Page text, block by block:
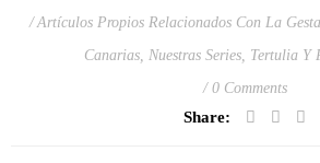
Artículos Propios Relacionados Con La Gesta
Canarias Nuestras Series Tertulia Y
0 Comments
Share: